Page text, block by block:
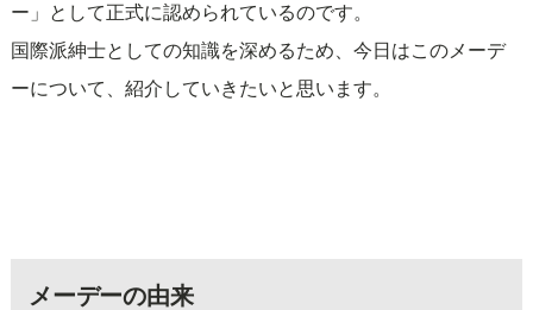
ー」として正式に認められているのです。
国際派紳士としての知識を深めるため、今日はこのメーデ
ーについて、紹介していきたいと思います。
メーデーの由来